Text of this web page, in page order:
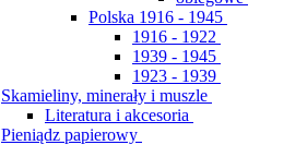
Polska 1916 - 1945
1916 - 1922
1939 - 1945
1923 - 1939
Skamieliny, minerały i muszle
Literatura i akcesoria
Pieniądz papierowy